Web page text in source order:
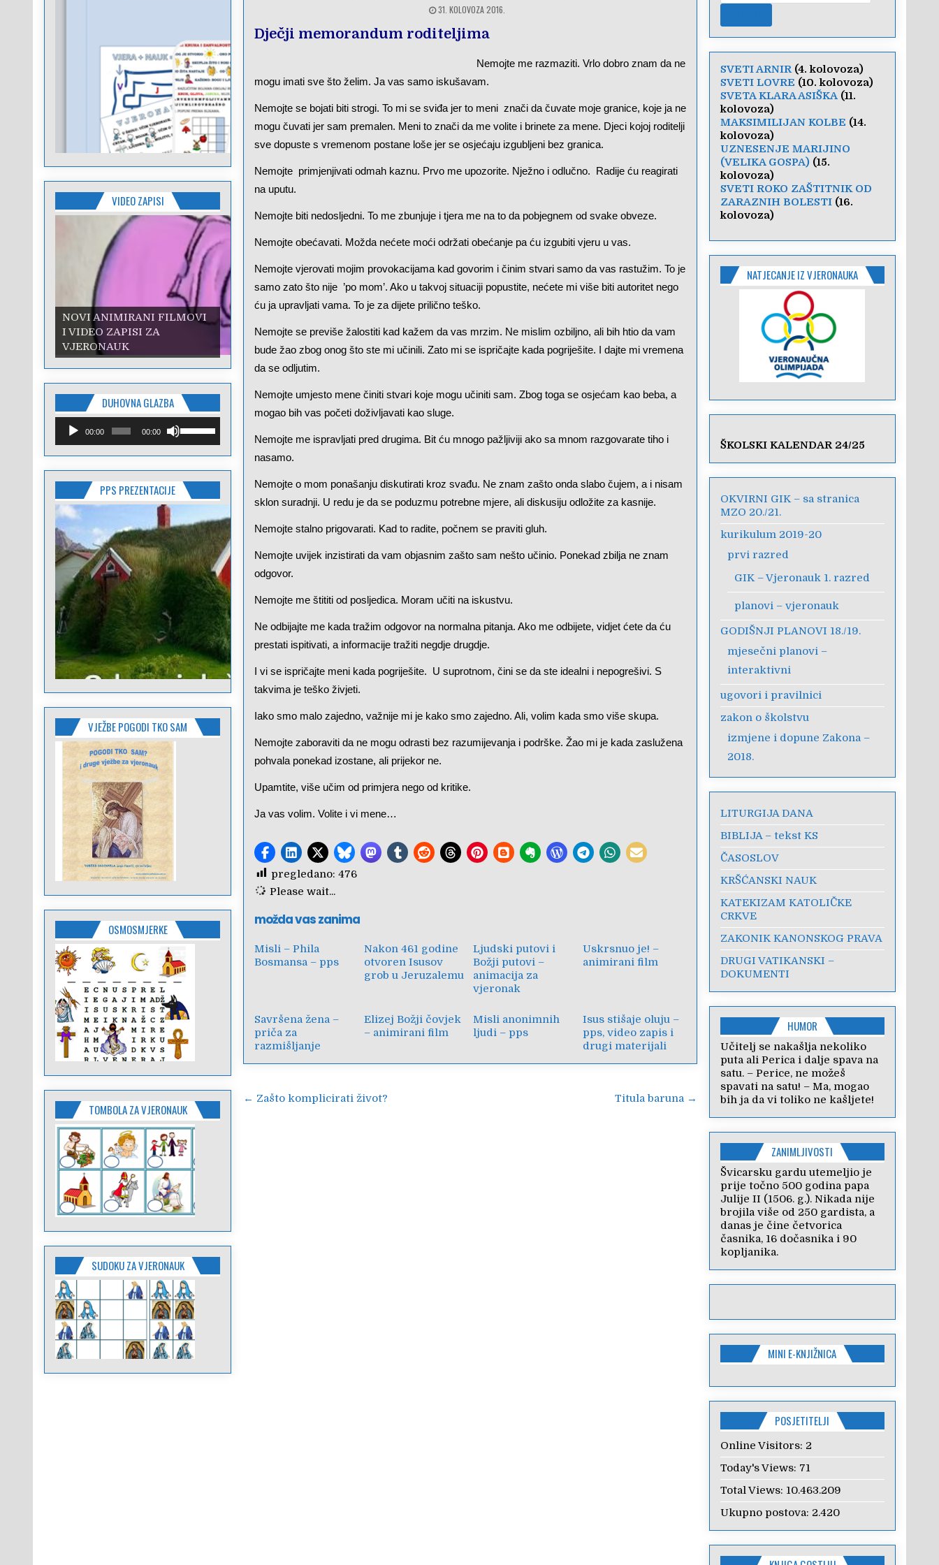
31. KOLOVOZA 2016.
Dječji memorandum roditeljima
Nemojte me razmaziti.Vrlo dobro znam da ne
mogu imati sve što želim. Ja vas samo iskušavam.
Nemojte se bojati biti strogi. To mi se sviđa jer to meni znači da čuvate moje granice, koje ja ne
mogu čuvati jer sam premalen. Meni to znači da me volite i brinete za mene. Djeci kojoj roditelji
sve dopuste s vremenom postane loše jer se osjećaju izgubljeni bez granica.
Nemojte primjenjivati odmah kaznu. Prvo me upozorite. Nježno i odlučno. Radije ću reagirati
na uputu.
Nemojte biti nedosljedni. To me zbunjuje i tjera me na to da pobjegnem od svake obveze.
Nemojte obećavati. Možda nećete moći održati obećanje pa ću izgubiti vjeru u vas.
Nemojte vjerovati mojim provokacijama kad govorim i činim stvari samo da vas rastužim. To je
samo zato što nije ’po mom’. Ako u takvoj situaciji popustite, nećete mi više biti autoritet nego
ću ja upravljati vama. To je za dijete prilično teško.
Nemojte se previše žalostiti kad kažem da vas mrzim. Ne mislim ozbiljno, ali bih htio da vam
bude žao zbog onog što ste mi učinili. Zato mi se ispričajte kada pogriješite. I dajte mi vremena
da se odljutim.
Nemojte umjesto mene činiti stvari koje mogu učiniti sam. Zbog toga se osjećam kao beba, a
mogao bih vas početi doživljavati kao sluge.
Nemojte me ispravljati pred drugima. Bit ću mnogo pažljiviji ako sa mnom razgovarate tiho i
nasamo.
Nemojte o mom ponašanju diskutirati kroz svađu. Ne znam zašto onda slabo čujem, a i nisam
sklon suradnji. U redu je da se poduzmu potrebne mjere, ali diskusiju odložite za kasnije.
Nemojte stalno prigovarati. Kad to radite, počnem se praviti gluh.
Nemojte uvijek inzistirati da vam objasnim zašto sam nešto učinio. Ponekad zbilja ne znam
odgovor.
Nemojte me štititi od posljedica. Moram učiti na iskustvu.
Ne odbijajte me kada tražim odgovor na normalna pitanja. Ako me odbijete, vidjet ćete da ću
prestati ispitivati, a informacije tražiti negdje drugdje.
I vi se ispričajte meni kada pogriješite. U suprotnom, čini se da ste idealni i nepogrešivi. S
takvima je teško živjeti.
Iako smo malo zajedno, važnije mi je kako smo zajedno. Ali, volim kada smo više skupa.
Nemojte zaboraviti da ne mogu odrasti bez razumijevanja i podrške. Žao mi je kada zaslužena
pohvala ponekad izostane, ali prijekor ne.
Upamtite, više učim od primjera nego od kritike.
Ja vas volim. Volite i vi mene…
pregledano: 476
Please wait...
možda vas zanima
Misli – Phila
Bosmansa – pps
Nakon 461 godine
otvoren Isusov
grob u Jeruzalemu
Ljudski putovi i
Božji putovi –
animacija za
vjeronak
Uskrsnuo je! –
animirani film
Savršena žena –
priča za
razmišljanje
Elizej Božji čovjek
– animirani film
Misli anonimnih
ljudi – pps
Isus stišaje oluju –
pps, video zapis i
drugi materijali
Navigacija
← Zašto komplicirati život? Titula baruna →
VIDEO ZAPISI
NOVI ANIMIRANI FILMOVI
I VIDEO ZAPISI ZA
VJERONAUK
DUHOVNA GLAZBA
Reproduktor
audiozapisa
00:00 00:00
tipke
kako
biste
ili
smanjili
zvuk.
PPS PREZENTACIJE
VJEŽBE POGODI TKO SAM
OSMOSMJERKE
TOMBOLA ZA VJERONAUK
SUDOKU ZA VJERONAUK
SVETI ARNIR(4. kolovoza)
SVETI LOVRE (10. kolovoza)
SVETA KLARA ASIŠKA(11.
kolovoza)
MAKSIMILIJAN KOLBE (14.
kolovoza)
UZNESENJE MARIJINO
(VELIKA GOSPA) (15.
kolovoza)
SVETI ROKO ZAŠTITNIK OD
ZARAZNIH BOLESTI(16.
kolovoza)
NATJECANJE IZ VJERONAUKA
ŠKOLSKI KALENDAR 24/25
OKVIRNI GIK – sa stranica
MZO 20./21.
kurikulum 2019-20
prvi razred
GIK – Vjeronauk 1. razred
planovi – vjeronauk
GODIŠNJI PLANOVI 18./19.
mjesečni planovi –
interaktivni
ugovori i pravilnici
zakon o školstvu
izmjene i dopune Zakona –
2018.
LITURGIJA DANA
BIBLIJA – tekst KS
ČASOSLOV
KRŠĆANSKI NAUK
KATEKIZAM KATOLIČKE
CRKVE
ZAKONIK KANONSKOG PRAVA
DRUGI VATIKANSKI –
DOKUMENTI
HUMOR
Učitelj se nakašlja nekoliko
puta ali Perica i dalje spava na
satu. – Perice, ne možeš
spavati na satu! – Ma, mogao
bih ja da vi toliko ne kašljete!
ZANIMLJIVOSTI
Švicarsku gardu utemeljio je
prije točno 500 godina papa
Julije II (1506. g.). Nikada nije
brojila više od 250 gardista, a
danas je čine četvorica
časnika, 16 dočasnika i 90
kopljanika.
MINI E-KNJIŽNICA
POSJETITELJI
Online Visitors: 2
Today's Views: 71
Total Views: 10.463.209
Ukupno postova: 2.420